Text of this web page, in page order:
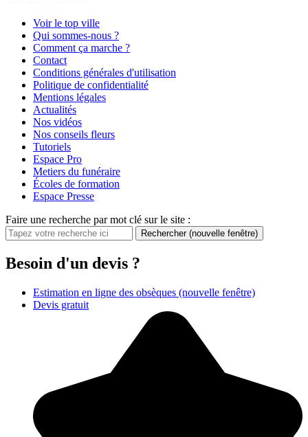
Voir le top ville
Qui sommes-nous ?
Comment ça marche ?
Contact
Conditions générales d'utilisation
Politique de confidentialité
Mentions légales
Actualités
Nos vidéos
Nos conseils fleurs
Tutoriels
Espace Pro
Metiers du funéraire
Écoles de formation
Espace Presse
Faire une recherche par mot clé sur le site :
Rechercher (nouvelle fenêtre)
Besoin d'un devis ?
Estimation en ligne des obsèques (nouvelle fenêtre)
Devis gratuit